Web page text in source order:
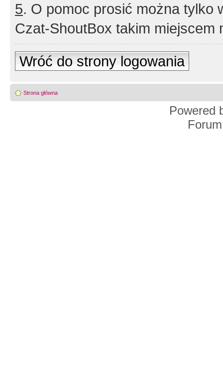
5. O pomoc prosić można tylko
Czat-ShoutBox takim miejscem
Wróć do strony logowania
Strona główna
Powered